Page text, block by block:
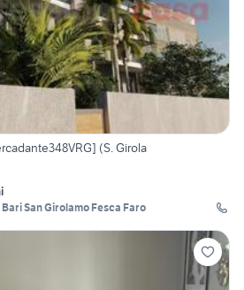
(S. Girola
San Girolamo Fesca Faro